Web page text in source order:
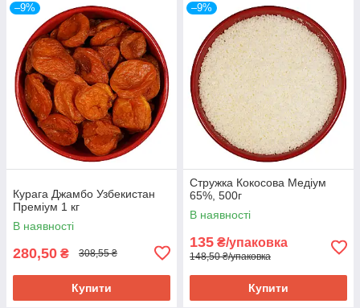
–9%
Курага Джамбо Узбекистан
Преміум 1 кг
В наявності
280,50 ₴ 308,55 ₴
Купити
–9%
Стружка Кокосова Медіум
65%, 500г
В наявності
135 ₴/упаковка
148,50 ₴/упаковка
Купити